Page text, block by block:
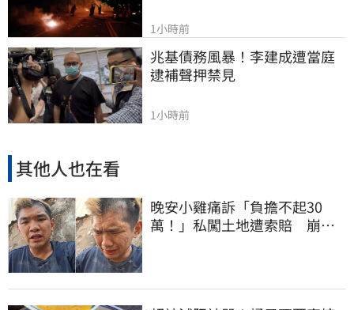
1小時前
兆基債務風暴！李建成遭當庭
逮補聲押禁見
1小時前
其他人也在看
晚安小雞痛訴「負擔不起30
萬！」私闖土地遭索賠 崩